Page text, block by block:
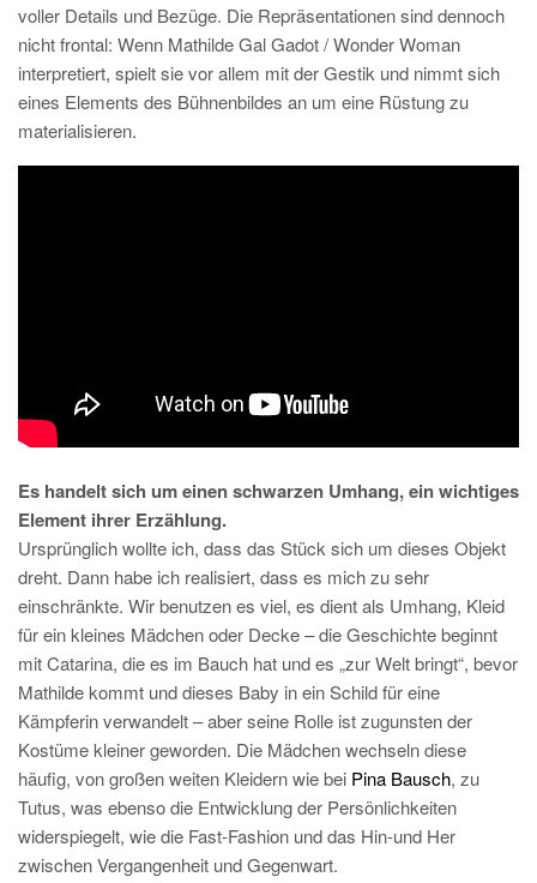
voller Details und Bezüge. Die Repräsentationen sind dennoch
nicht frontal: Wenn Mathilde Gal Gadot / Wonder Woman
interpretiert, spielt sie vor allem mit der Gestik und nimmt sich
eines Elements des Bühnenbildes an um eine Rüstung zu
materialisieren.
Es handelt sich um einen schwarzen Umhang, ein wichtiges
Element ihrer Erzählung.
Ursprünglich wollte ich, dass das Stück sich um dieses Objekt
dreht. Dann habe ich realisiert, dass es mich zu sehr
einschränkte. Wir benutzen es viel, es dient als Umhang, Kleid
für ein kleines Mädchen oder Decke – die Geschichte beginnt
mit Catarina, die es im Bauch hat und es „zur Welt bringt“, bevor
Mathilde kommt und dieses Baby in ein Schild für eine
Kämpferin verwandelt – aber seine Rolle ist zugunsten der
Kostüme kleiner geworden. Die Mädchen wechseln diese
häufig, von großen weiten Kleidern wie bei Pina Bausch, zu
Tutus, was ebenso die Entwicklung der Persönlichkeiten
widerspiegelt, wie die Fast-Fashion und das Hin-und Her
zwischen Vergangenheit und Gegenwart.